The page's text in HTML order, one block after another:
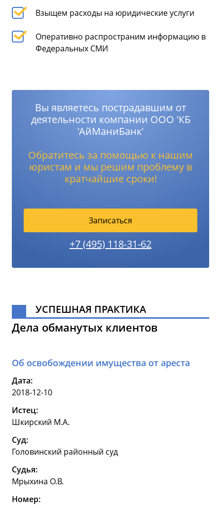
Взыщем расходы на юридические услуги
Оперативно распространим информацию в
Федеральных СМИ
Вы являетесь пострадавшим от
деятельности компании ООО 'КБ
'АйМаниБанк'
Обратитесь за помощью к нашим
юристам и мы решим проблему в
кратчайшие сроки!
Записаться
+7 (495) 118-31-62
УСПЕШНАЯ ПРАКТИКА
Дела обманутых клиентов
Об освобождении имущества от ареста
Дата:
2018-12-10
Истец:
Шкирский М.А.
Суд:
Головинский районный суд
Судья:
Мрыхина О.В.
Номер: